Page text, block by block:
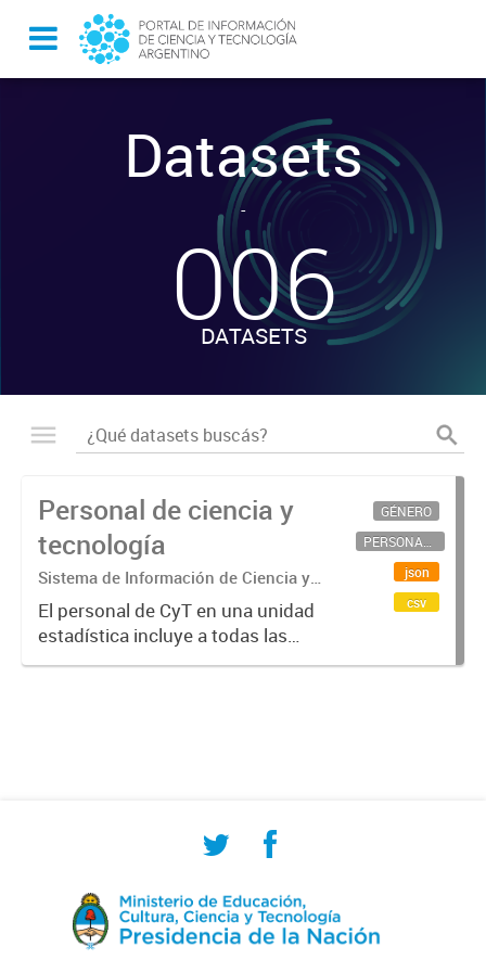
Datasets
-
006
DATASETS
Personal de ciencia y
tecnología
Sistema de Información de Ciencia y
Tecnología Argentino (SICYTAR)
El personal de CyT en una unidad
estadística incluye a todas las
personas involucradas
GÉNERO
PERSONAL CIENTÍFICO-TECNOLÓGICO
json
csv